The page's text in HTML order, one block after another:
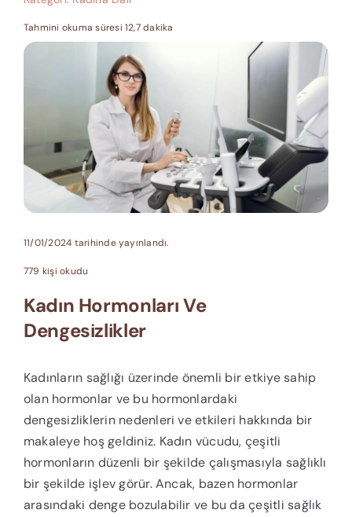
Tahmini okuma süresi 12,7 dakika
11/01/2024 tarihinde yayınlandı.
779 kişi okudu
Kadın Hormonları Ve
Dengesizlikler
Kadınların sağlığı üzerinde önemli bir etkiye sahip
olan hormonlar ve bu hormonlardaki
dengesizliklerin nedenleri ve etkileri hakkında bir
makaleye hoş geldiniz. Kadın vücudu, çeşitli
hormonların düzenli bir şekilde çalışmasıyla sağlıklı
bir şekilde işlev görür. Ancak, bazen hormonlar
arasındaki denge bozulabilir ve bu da çeşitli sağlık